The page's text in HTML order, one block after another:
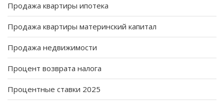
Продажа квартиры ипотека
Продажа квартиры материнский капитал
Продажа недвижимости
Процент возврата налога
Процентные ставки 2025